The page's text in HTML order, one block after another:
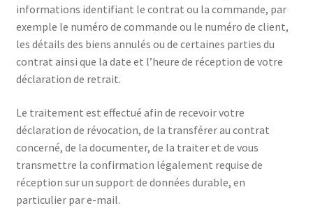
informations identifiant le contrat ou la commande, par
exemple le numéro de commande ou le numéro de client,
les détails des biens annulés ou de certaines parties du
contrat ainsi que la date et l’heure de réception de votre
déclaration de retrait.
Le traitement est effectué afin de recevoir votre
déclaration de révocation, de la transférer au contrat
concerné, de la documenter, de la traiter et de vous
transmettre la confirmation légalement requise de
réception sur un support de données durable, en
particulier par e-mail.